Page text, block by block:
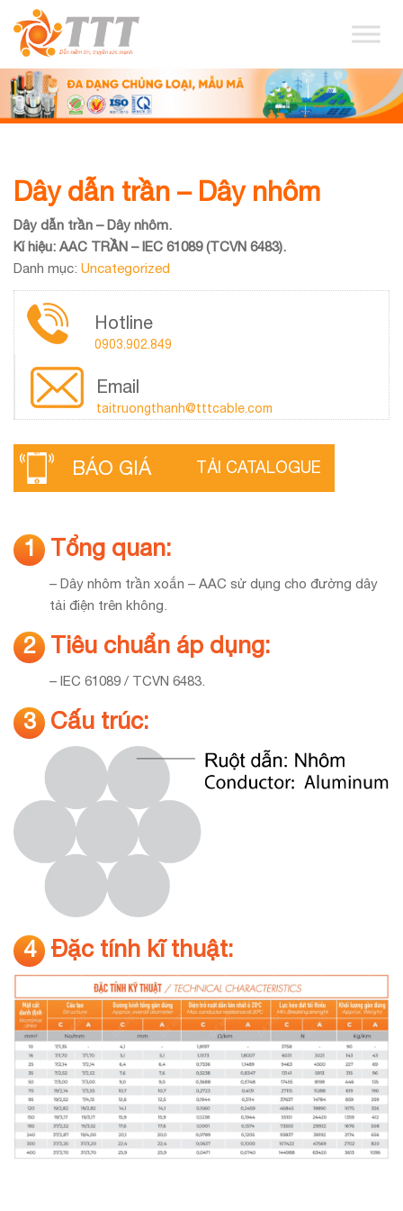
Dây dẫn trần – Dây nhôm
Dây dẫn trần – Dây nhôm.
Kí hiệu: AAC TRẦN – IEC 61089 (TCVN 6483).
Danh mục: Uncategorized
Hotline
0903.902.849
Email
taitruongthanh@tttcable.com
BÁO GIÁ TẢI CATALOGUE
1 Tổng quan:
– Dây nhôm trần xoắn – AAC sử dụng cho đường dây
tải điện trên không.
2 Tiêu chuẩn áp dụng:
– IEC 61089 / TCVN 6483.
3 Cấu trúc:
4 Đặc tính kĩ thuật: